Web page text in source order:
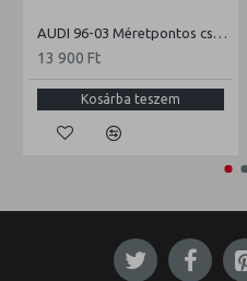
AUDI 96-03 Méretpontos csomagtértálca
13 900 Ft
Kosárba teszem